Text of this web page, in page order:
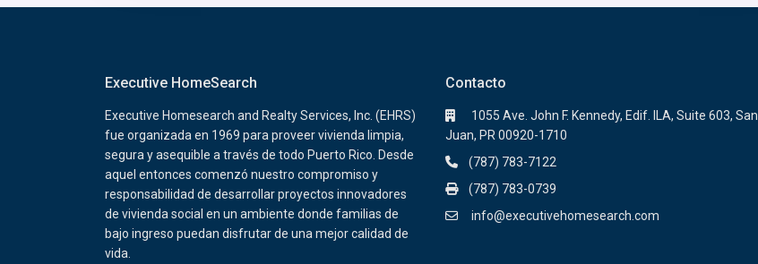
Executive HomeSearch
Executive Homesearch and Realty Services, Inc. (EHRS)
fue organizada en 1969 para proveer vivienda limpia,
segura y asequible a través de todo Puerto Rico. Desde
aquel entonces comenzó nuestro compromiso y
responsabilidad de desarrollar proyectos innovadores
de vivienda social en un ambiente donde familias de
bajo ingreso puedan disfrutar de una mejor calidad de
vida.
Contacto
1055 Ave. John F. Kennedy, Edif. ILA, Suite 603, San
Juan, PR 00920-1710
(787) 783-7122
(787) 783-0739
info@executivehomesearch.com